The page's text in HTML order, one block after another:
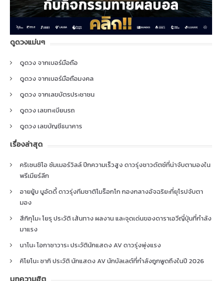
ดูดวงแม่นๆ
ดูดวง จากเบอร์มือถือ
ดูดวง จากเบอร์มือถือมงคล
ดูดวง จากเลขบัตรประชาชน
ดูดวง เลขทะเบียนรถ
ดูดวง เลขบัญชีธนาคาร
เรื่องล่าสุด
คริเซนซิโอ ซัมเมอร์วิลล์ ปีกความเร็วสูง ดาวรุ่งชาวดัตช์ที่น่าจับตามองใน
พรีเมียร์ลีก
อายยู้บ บูอัดดี้ ดาวรุ่งทีมชาติโมร็อกโก กองกลางอัจฉริยะที่ยุโรปจับตา
มอง
สึกิกุโมะ โยรุ ประวัติ เส้นทาง ผลงาน และจุดเด่นของดาราเอวีญี่ปุ่นที่กำลัง
มาแรง
นาโนะ โอกาซาวาระ ประวัตินักแสดง AV ดาวรุ่งพุ่งแรง
คิโยโนะ ซากิ ประวัติ นักแสดง AV นักบัลเลต์ที่กำลังถูกพูดถึงในปี 2026
บทความฮิต